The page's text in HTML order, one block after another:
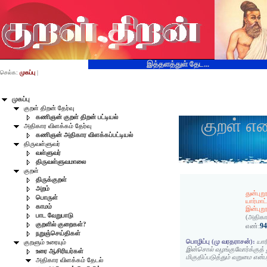
இத்தளத்துள் தேட...
முகப்பு
குறள் திறன் தேர்வு
கணிஞன் குறள் திறன் பட்டியல்
அதிகார விளக்கம் தேர்வு
கணிஞன் அதிகார விளக்கப்பட்டியல்
திருவள்ளுவர்
வள்ளுவர்
திருவள்ளுவமாலை
குறள்
திருக்குறள்
அறம்
பொருள்
காமம்
பாட வேறுபாடு
குறளில் குறைகள்?
நறுஞ்செய்திகள்
குறளும் உரையும்
உரை ஆசிரியர்கள்
அதிகார விளக்கம் தேடல்
செல்க: முகப்பு |
குறள்
எண்:94
பொழிப்பு (மு வரதராசன்):
இன்சொல் வழங்குவோர்க்குத்
மிகுதிப்படுத்தும் வறுமை